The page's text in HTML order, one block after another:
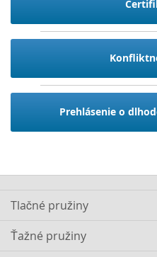
Prehlásenie o
Tlačné pružiny
Ťažné pružiny